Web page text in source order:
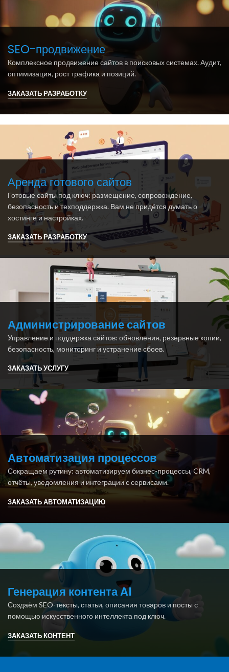
SEO-продвижение
Комплексное продвижение сайтов в поисковых системах. Аудит,
оптимизация, рост трафика и позиций.
ЗАКАЗАТЬ РАЗРАБОТКУ
Аренда готового сайтов
Готовые сайты под ключ: размещение, сопровождение,
безопасность и техподдержка. Вам не придётся думать о
хостинге и настройках.
ЗАКАЗАТЬ РАЗРАБОТКУ
Администрирование сайтов
Управление и поддержка сайтов: обновления, резервные копии,
безопасность, мониторинг и устранение сбоев.
ЗАКАЗАТЬ УСЛУГУ
Автоматизация процессов
Сокращаем рутину: автоматизируем бизнес-процессы, CRM,
отчёты, уведомления и интеграции с сервисами.
ЗАКАЗАТЬ АВТОМАТИЗАЦИЮ
Генерация контента AI
Создаём SEO-тексты, статьи, описания товаров и посты с
помощью искусственного интеллекта под ключ.
ЗАКАЗАТЬ КОНТЕНТ